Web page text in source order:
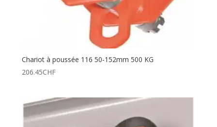
Chariot à poussée 116 50-152mm 500 KG
206.45CHF